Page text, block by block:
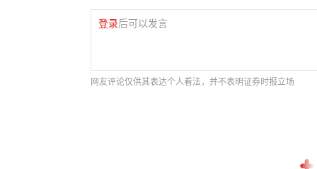
登录后可以发言
网友评论仅供其表达个人看法，并不表明证券时报立场